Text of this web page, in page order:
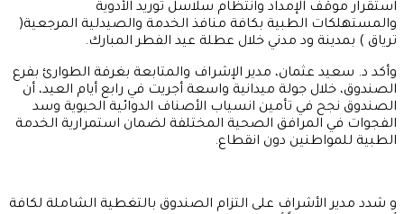
استقرار موقف الإمداد وانتظام سلاسل توريد الأدوية
والمستهلكات الطبية بكافة منافذ الخدمة والصيدلية المرجعية(
ترياق ) بمدينة ود مدني خلال عطلة عيد الفطر المبارك.
وأكد د. سعيد عثمان، مدير الإشراف والمتابعة بغرفة الطوارئ بفرع
الصندوق، خلال جولة ميدانية واسعة أجريت في رابع أيام العيد، أن
الصندوق نجح في تأمين انسياب الأصناف الدوائية الحيوية وسد
الفجوات في المرافق الصحية المختلفة لضمان استمرارية الخدمة
الطبية للمواطنين دون انقطاع.
و شدد مدير الأشراف على التزام الصندوق بالتغطية الشاملة لكافة